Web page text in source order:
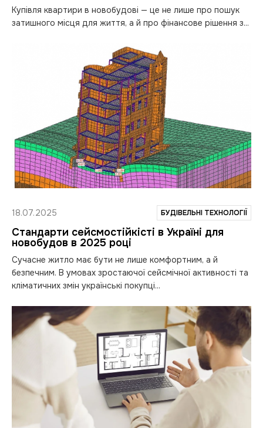
Купівля квартири в новобудові — це не лише про пошук
затишного місця для життя, а й про фінансове рішення з...
18.07.2025 БУДІВЕЛЬНІ ТЕХНОЛОГІЇ
Cтандарти cейсмостійкісті в Україні для
новобудов в 2025 році
Сучасне житло має бути не лише комфортним, а й
безпечним. В умовах зростаючої сейсмічної активності та
кліматичних змін українські покупці...